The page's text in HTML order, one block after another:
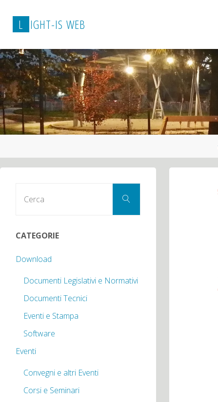
L IGHT-IS WEB
Cerca
CATEGORIE
Download
Documenti Legislativi e Normativi
Documenti Tecnici
Eventi e Stampa
Software
Eventi
Convegni e altri Eventi
Corsi e Seminari